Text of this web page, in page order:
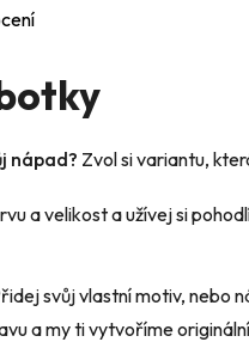
nápad? Zvol si variantu,
a velikost a užívej si
svůj vlastní motiv, nebo
a my ti vytvoříme